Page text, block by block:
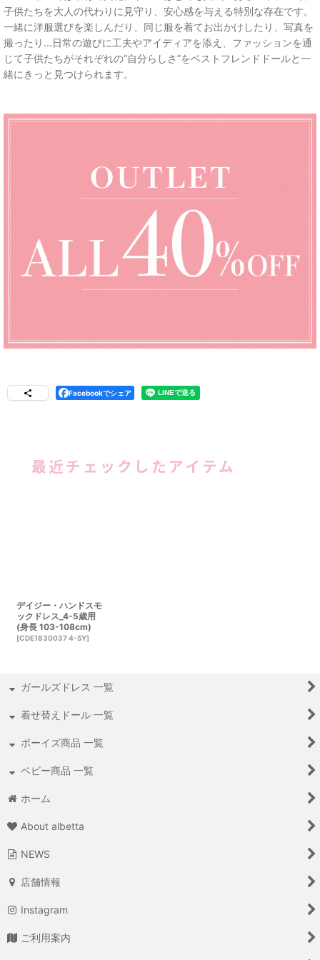
子供たちを大人の代わりに見守り、安心感を与える特別な存在です。
一緒に洋服選びを楽しんだり、同じ服を着てお出かけしたり、写真を
撮ったり...日常の遊びに工夫やアイディアを添え、ファッションを通
じて子供たちがそれぞれの“自分らしさ”をベストフレンドドールと一
緒にきっと見つけられます。
Facebookでシェア
最近チェックしたアイテム
デイジー・ハンドスモ
ックドレス_4-5歳用
(身長 103-108cm)
[CDE1830037 4-5Y]
ガールズドレス 一覧
着せ替えドール 一覧
ボーイズ商品 一覧
ベビー商品 一覧
ホーム
About albetta
NEWS
店舗情報
Instagram
ご利用案内